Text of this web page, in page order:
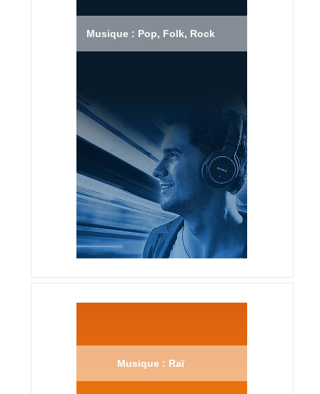
Musique : Pop, Folk, Rock
Musique : Raï